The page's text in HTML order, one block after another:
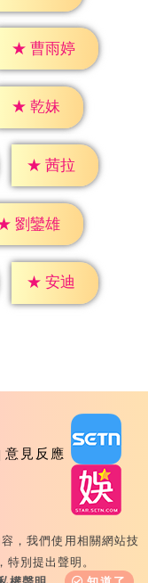
★ 曹雨婷
★ 乾妹
★ 茜拉
劉鑾雄
★ 安迪
意見反應
All Rights
湖區舊宗路一段159
，我們使用相關網站技
別提出聲明。